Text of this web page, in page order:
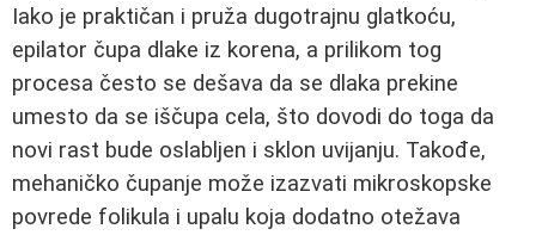
Iako je praktičan i pruža dugotrajnu glatkoću,
epilator čupa dlake iz korena, a prilikom tog
procesa često se dešava da se dlaka prekine
umesto da se iščupa cela, što dovodi do toga da
novi rast bude oslabljen i sklon uvijanju. Takođe,
mehaničko čupanje može izazvati mikroskopske
povrede folikula i upalu koja dodatno otežava